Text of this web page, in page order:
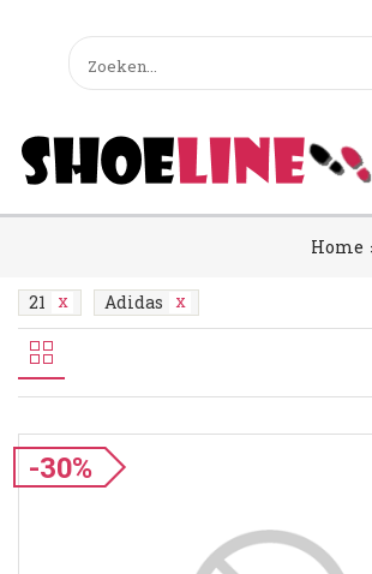
Home
21 Adidas
-30%